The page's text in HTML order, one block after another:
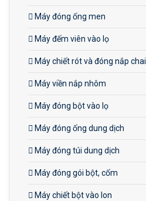
Máy đóng ống men
Máy đếm viên vào lọ
Máy chiết rót và đóng nắp chai
Máy viền nắp nhôm
Máy đóng bột vào lọ
Máy đóng ống dung dịch
Máy đóng túi dung dịch
Máy đóng gói bột, cốm
Máy chiết bột vào lon